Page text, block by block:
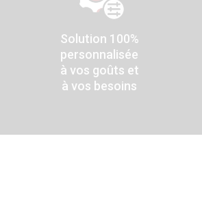
Solution 100%
personnalisée
à vos goûts et
à vos besoins